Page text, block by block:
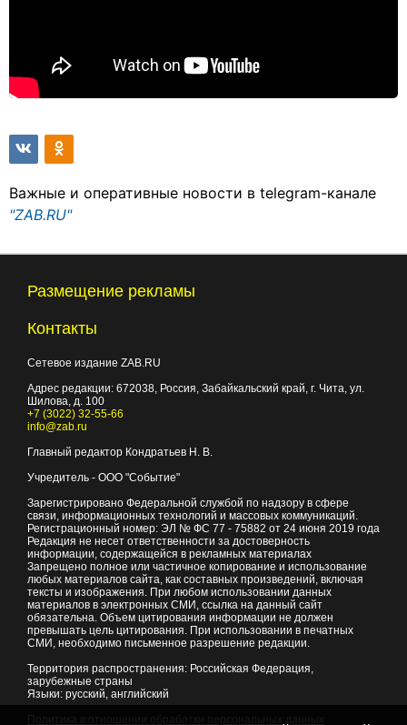
Важные и оперативные новости в telegram-канале
"ZAB.RU"
Размещение рекламы
Контакты
Сетевое издание ZAB.RU
Адрес редакции: 672038 , Россия, Забайкальский край, г. Чита ул.
Шилова, д. 100
+7 (3022) 32-55-66
info@zab.ru
Главный редактор Кондратьев Н. В.
Учредитель - ООО "Событие"
Зарегистрировано Федеральной службой по надзору в сфере
связи, информационных технологий и массовых коммуникаций.
Регистрационный номер: ЭЛ № ФС 77 - 75882 от 24 июня 2019 года
Редакция не несет ответственности за достоверность
информации, содержащейся в рекламных материалах
Запрещено полное или частичное копирование и использование
любых материалов сайта, как составных произведений, включая
тексты и изображения. При любом использовании данных
материалов в электронных СМИ, ссылка на данный сайт
обязательна. Объем цитирования информации не должен
превышать цель цитирования. При использовании в печатных
СМИ, необходимо письменное разрешение редакции.
Территория распространения: Российская Федерация,
зарубежные страны
Языки: русский, английский